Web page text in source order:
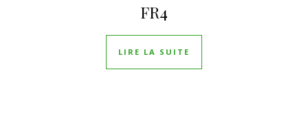
FR4
LIRE LA SUITE